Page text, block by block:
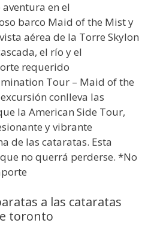
en el
barco Maid of the Mist y
aérea de la Torre Skylon
el río y el
requerido
Tour – Maid of the
conlleva las
la American Side Tour,
y vibrante
de las cataratas. Esta
no querrá perderse. *No
a las cataratas
toronto